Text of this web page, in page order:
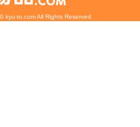
kyu-to.com All Rights Reserved.